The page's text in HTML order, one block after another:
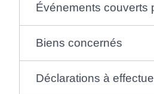
Événements couverts
Biens concernés
Déclarations à